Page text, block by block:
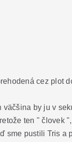
cez plot
väčšina by ju v
ten " človek
sme pustili Tris a